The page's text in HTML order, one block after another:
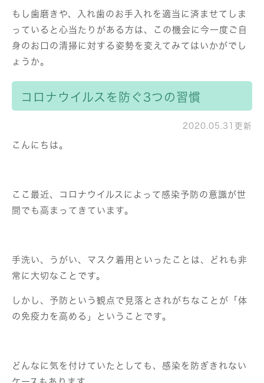
もし歯磨きや、入れ歯のお手入れを適当に済ませてしま
っていると心当たりがある方は、この機会に今一度ご自
身のお口の清掃に対する姿勢を変えてみてはいかがでし
ょうか。
コロナウイルスを防ぐ3つの習慣
2020.05.31更新
こんにちは。
ここ最近、コロナウイルスによって感染予防の意識が世
間でも高まってきています。
手洗い、うがい、マスク着用といったことは、どれも非
常に大切なことです。
しかし、予防という観点で見落とされがちなことが「体
の免疫力を高める」ということです。
どんなに気を付けていたとしても、感染を防ぎきれない
ケースもあります。